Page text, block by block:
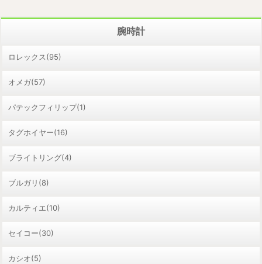
腕時計
ロレックス(95)
オメガ(57)
パテックフィリップ(1)
タグホイヤー(16)
ブライトリング(4)
ブルガリ(8)
カルティエ(10)
セイコー(30)
カシオ(5)